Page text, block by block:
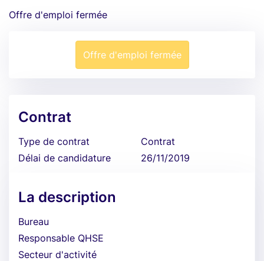
Offre d'emploi fermée
Offre d'emploi fermée
Contrat
Type de contrat
Contrat
Délai de candidature
26/11/2019
La description
Bureau
Responsable QHSE
Secteur d'activité